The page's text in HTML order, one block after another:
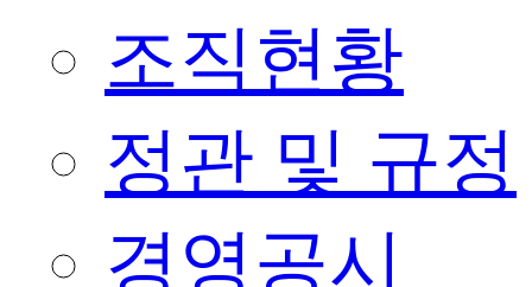
조직현황
정관 및 규정
경영공시